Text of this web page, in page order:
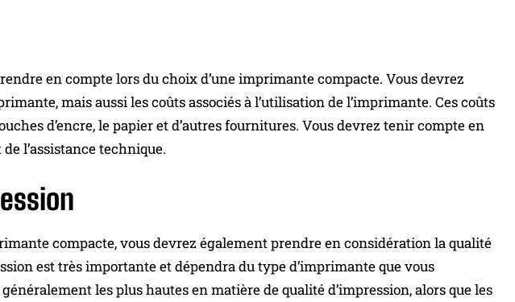
en compte lors du choix d’une imprimante compacte. Vous devrez
mais aussi les coûts associés à l’utilisation de l’imprimante. Ces coûts
d’encre, le papier et d’autres fournitures. Vous devrez tenir compte en
l’assistance technique.
compacte, vous devrez également prendre en considération la qualité
est très importante et dépendra du type d’imprimante que vous
les plus hautes en matière de qualité d’impression, alors que les